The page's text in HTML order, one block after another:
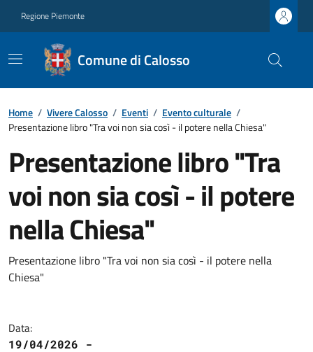
Regione Piemonte
Comune di Calosso
Home / Vivere Calosso / Eventi / Evento culturale /
Presentazione libro "Tra voi non sia così - il potere nella Chiesa"
Presentazione libro "Tra
voi non sia così - il potere
nella Chiesa"
Presentazione libro "Tra voi non sia così - il potere nella
Chiesa"
Data:
19/04/2026 -